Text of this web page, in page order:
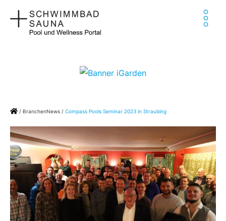
Inhalt
springen
Home
/ BranchenNews / Compass Pools Seminar 2023 in Straubing